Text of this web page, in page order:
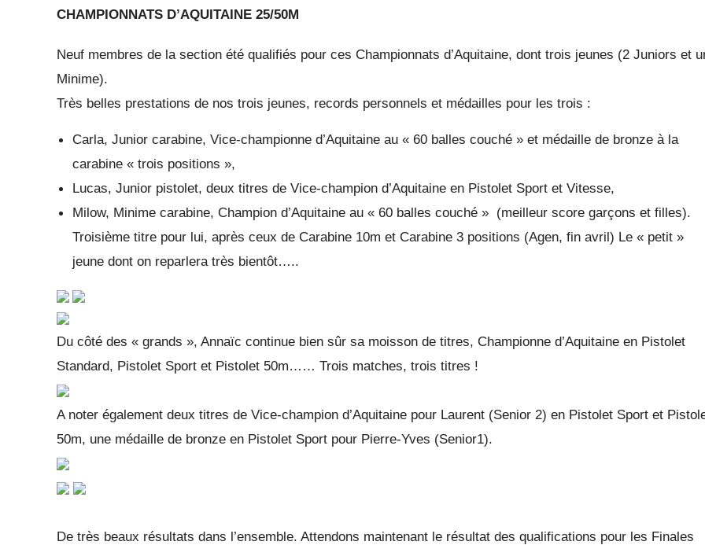
CHAMPIONNATS D’AQUITAINE 25/50M
Neuf membres de la section été qualifiés pour ces Championnats d’Aquitaine, dont trois jeunes (2 Juniors et
Minime).
Très belles prestations de nos trois jeunes, records personnels et médailles pour les trois :
Carla, Junior carabine, Vice-championne d’Aquitaine au « 60 balles couché » et médaille de bronze à la
carabine « trois positions »,
Lucas, Junior pistolet, deux titres de Vice-champion d’Aquitaine en Pistolet Sport et Vitesse,
Milow, Minime carabine, Champion d’Aquitaine au « 60 balles couché » (meilleur score garçons et filles).
Troisième titre pour lui, après ceux de Carabine 10m et Carabine 3 positions (Agen, fin avril) Le « petit »
jeune dont on reparlera très bientôt…..
Du côté des « grands », Annaïc continue bien sûr sa moisson de titres, Championne d’Aquitaine en Pistolet
Standard, Pistolet Sport et Pistolet 50m…… Trois matches, trois titres !
A noter également deux titres de Vice-champion d’Aquitaine pour Laurent (Senior 2) en Pistolet Sport et
50m, une médaille de bronze en Pistolet Sport pour Pierre-Yves (Senior1).
De très beaux résultats dans l’ensemble. Attendons maintenant le résultat des qualifications pour les Finales